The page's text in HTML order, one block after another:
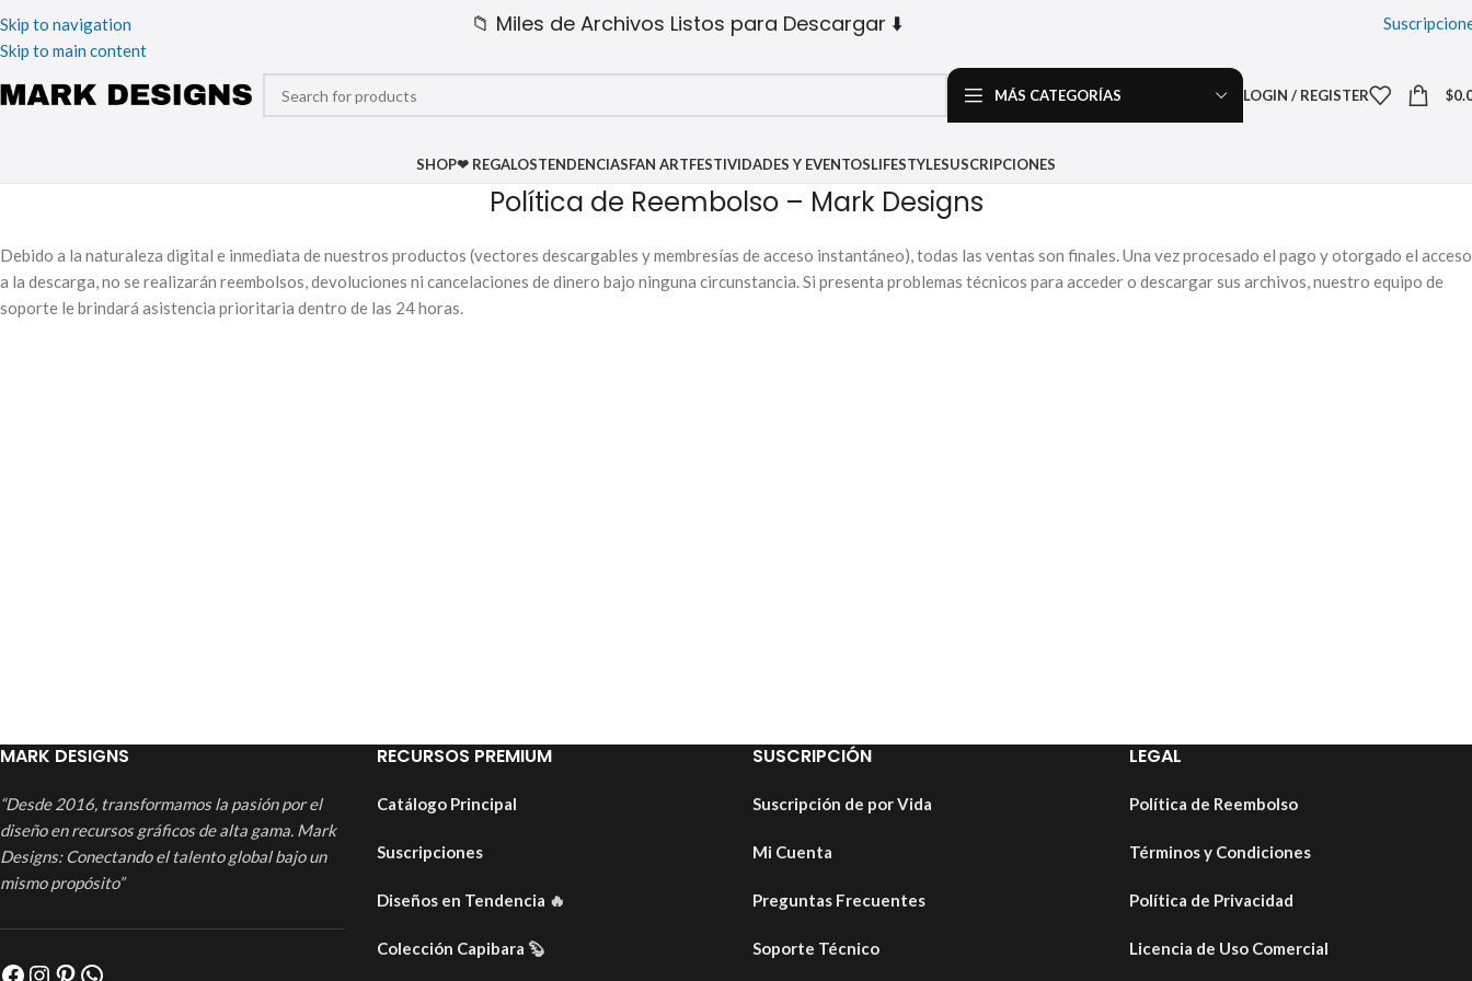
Skip to navigation
Skip to main content
📁 Miles de Archivos Listos para Descargar ⬇️
MÁS CATEGORÍAS LOGIN / REGISTER $
SHOP❤ REGALOSTENDENCIASFAN ARTFESTIVIDADES Y EVENTOSLIFESTYLESUSCRIPCIONES
Política de Reembolso – Mark Designs
Debido a la naturaleza digital e inmediata de nuestros productos (vectores descargables y membresías de acceso instantáneo), todas las ventas son finales. Una vez procesado el pago y otorgado el acceso
a la descarga, no se realizarán reembolsos, devoluciones ni cancelaciones de dinero bajo ninguna circunstancia. Si presenta problemas técnicos para acceder o descargar sus archivos, nuestro equipo de
soporte le brindará asistencia prioritaria dentro de las 24 horas.
MARK DESIGNS
“Desde 2016, transformamos la pasión por el
diseño en recursos gráficos de alta gama. Mark
Designs: Conectando el talento global bajo un
mismo propósito”
RECURSOS PREMIUM
Catálogo Principal
Suscripciones
Diseños en Tendencia 🔥
Colección Capibara 🦫
SUSCRIPCIÓN
Suscripción de por Vida
Mi Cuenta
Preguntas Frecuentes
Soporte Técnico
LEGAL
Política de Reembolso
Términos y Condiciones
Política de Privacidad
Licencia de Uso Comercial